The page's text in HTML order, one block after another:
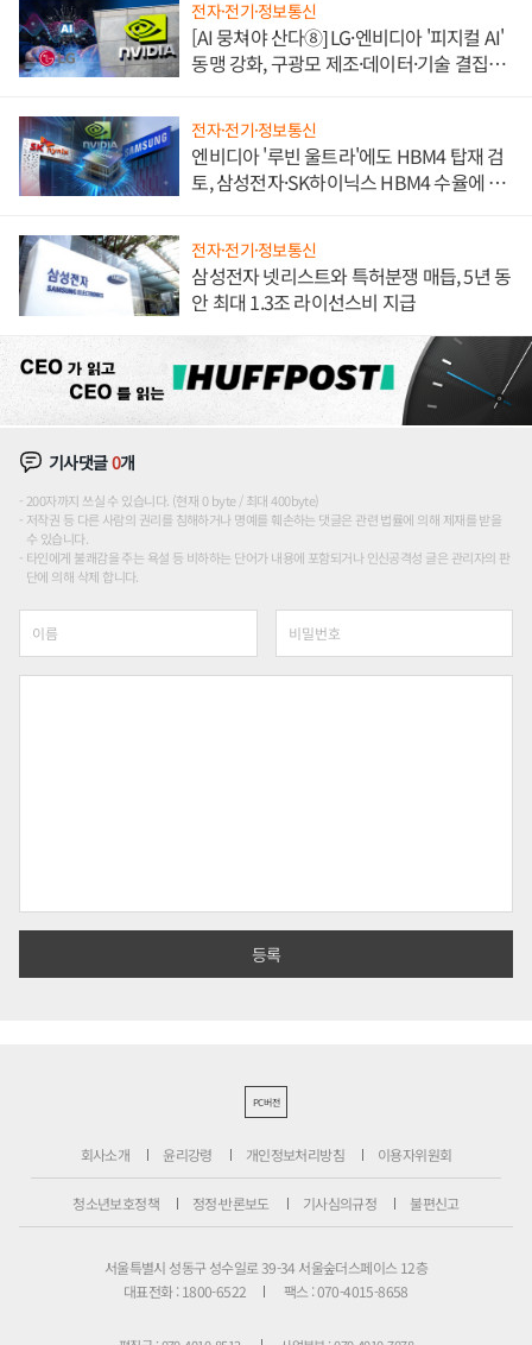
전자·전기·정보통신
[AI 뭉쳐야 산다⑧] LG·엔비디아 '피지컬 AI'
동맹 강화, 구광모 제조·데이터·기술 결집
전자·전기·정보통신
엔비디아 '루빈 울트라'에도 HBM4 탑재 검
토, 삼성전자·SK하이닉스 HBM4 수율에 주
전자·전기·정보통신
삼성전자 넷리스트와 특허분쟁 매듭, 5년 동
안 최대 1.3조 라이선스비 지급
기사댓글0개
200자까지 쓰실 수 있습니다. (현재 0 byte / 최대 400byte)
저작권 등 다른 사람의 권리를 침해하거나 명예를 훼손하는 댓글은 관련 법률에 의해 제재를 받을
수 있습니다.
타인에게 불쾌감을 주는 욕설 등 비하하는 단어가 내용에 포함되거나 인신공격성 글은 관리자의 판
단에 의해 삭제 합니다.
PC버전
회사소개 윤리강령 개인정보처리방침 이용자위원회
청소년보호정책 정정·반론보도 기사심의규정 불편신고
서울특별시 성동구 성수일로 39-34 서울숲더스페이스 12층
대표전화 : 1800-6522
팩스 : 070-4015-8658